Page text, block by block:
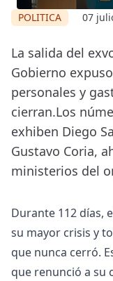
POLITICA 07
La salida del
Gobierno
personales y
cierran.Los
exhiben Diego
Gustavo Coria,
ministerios del
Durante 112 días,
su mayor crisis y
que nunca cerró.
que renunció a su